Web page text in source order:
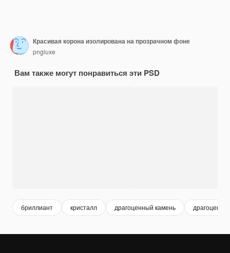
Красивая корона изолирована на прозрачном фоне
pngluxe
Вам также могут понравиться эти PSD
бриллиант кристалл драгоценный камень